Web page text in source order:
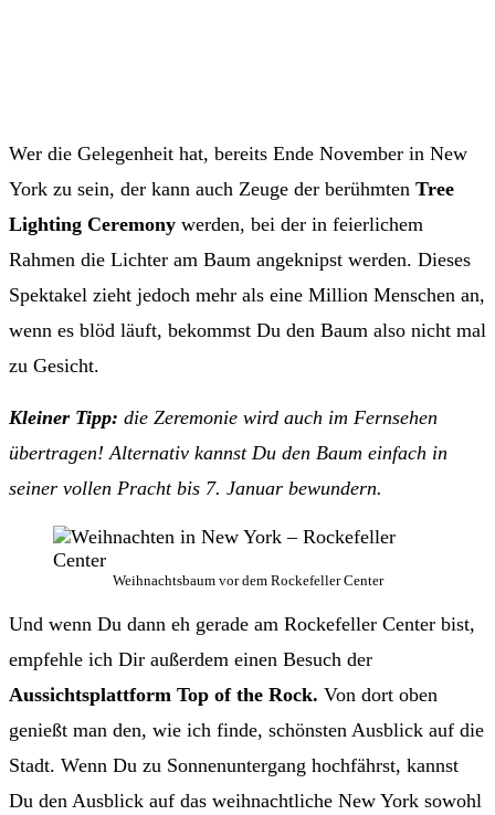
Wer die Gelegenheit hat, bereits Ende November in New
York zu sein, der kann auch Zeuge der berühmten Tree
Lighting Ceremony werden, bei der in feierlichem
Rahmen die Lichter am Baum angeknipst werden. Dieses
Spektakel zieht jedoch mehr als eine Million Menschen an,
wenn es blöd läuft, bekommst Du den Baum also nicht mal
zu Gesicht.
Kleiner Tipp: die Zeremonie wird auch im Fernsehen
übertragen! Alternativ kannst Du den Baum einfach in
seiner vollen Pracht bis 7. Januar bewundern.
Weihnachtsbaum vor dem Rockefeller Center
Und wenn Du dann eh gerade am Rockefeller Center bist,
empfehle ich Dir außerdem einen Besuch der
Aussichtsplattform Top of the Rock. Von dort oben
genießt man den, wie ich finde, schönsten Ausblick auf die
Stadt. Wenn Du zu Sonnenuntergang hochfährst, kannst
Du den Ausblick auf das weihnachtliche New York sowohl